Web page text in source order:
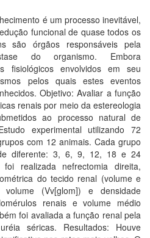
é um processo inevitável,
funcional de quase todos os
são órgãos responsáveis pela
do organismo. Embora
fisiológicos envolvidos em seu
pelos quais estes eventos
Objetivo: Avaliar a função
renais por meio da estereologia
ao processo natural de
experimental utilizando 72
com 12 animais. Cada grupo
diferente: 3, 6, 9, 12, 18 e 24
realizada nefrectomia direita,
do tecido renal (volume e
(Vv[glom]) e densidade
renais e volume médio
foi avaliada a função renal pela
séricas. Resultados: Houve